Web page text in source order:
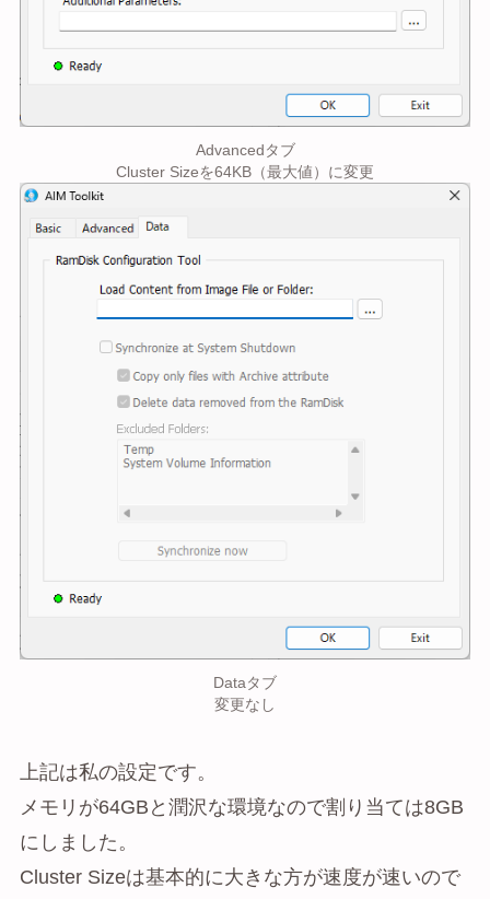
Advancedタブ
Cluster Sizeを64KB（最大値）に変更
Dataタブ
変更なし
上記は私の設定です。
メモリが64GBと潤沢な環境なので割り当ては8GB
にしました。
Cluster Sizeは基本的に大きな方が速度が速いので